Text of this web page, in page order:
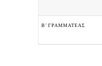
Β’ ΓΡΑΜΜΑΤΕΑΣ